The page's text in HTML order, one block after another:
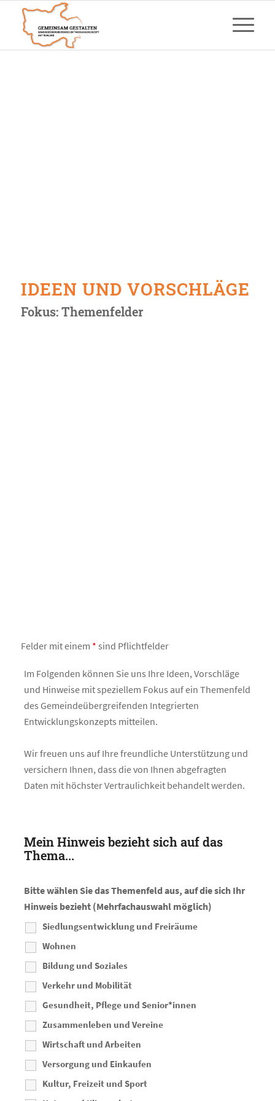
IDEEN UND VORSCHLÄGE
Fokus: Themenfelder
Felder mit einem * sind Pflichtfelder
Im Folgenden können Sie uns Ihre Ideen, Vorschläge
und Hinweise mit speziellem Fokus auf ein Themenfeld
des Gemeindeübergreifenden Integrierten
Entwicklungskonzepts mitteilen.
Wir freuen uns auf Ihre freundliche Unterstützung und
versichern Ihnen, dass die von Ihnen abgefragten
Daten mit höchster Vertraulichkeit behandelt werden.
Mein Hinweis bezieht sich auf das
Thema...
Bitte wählen Sie das Themenfeld aus, auf die sich Ihr
Hinweis bezieht (Mehrfachauswahl möglich)
Siedlungsentwicklung und Freiräume
Wohnen
Bildung und Soziales
Verkehr und Mobilität
Gesundheit, Pflege und Senior*innen
Zusammenleben und Vereine
Wirtschaft und Arbeiten
Versorgung und Einkaufen
Kultur, Freizeit und Sport